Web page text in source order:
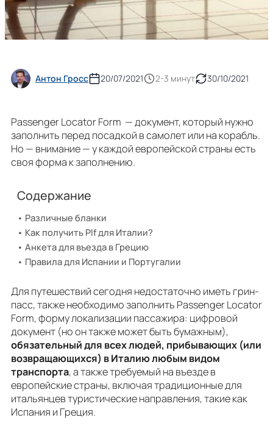
Антон Гросс 20/07/2021 2-3 минут 30/10/2021
Passenger Locator Form — документ, который нужно
заполнить перед посадкой в ​​самолет или на корабль.
Но — внимание — у каждой европейской страны есть
своя форма к заполнению.
Содержание
Различные бланки
Как получить Plf для Италии?
Анкета для въезда в Грецию
Правила для Испании и Португалии
Для путешествий сегодня недостаточно иметь грин-
пасс, также необходимо заполнить Passenger Locator
Form, форму локализации пассажира: цифровой
документ (но он также может быть бумажным),
обязательный для всех людей, прибывающих (или
возвращающихся) в Италию любым видом
транспорта, а также требуемый на въезде в
европейские страны, включая традиционные для
итальянцев туристические направления, такие как
Испания и Греция.